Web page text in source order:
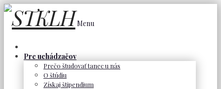
Menu
Pre uchádzačov
Prečo študovať tanec u nás
O štúdiu
Získaj štipendium